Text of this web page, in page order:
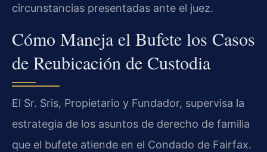
circunstancias presentadas ante el juez.
Cómo Maneja el Bufete los Casos
de Reubicación de Custodia
El Sr. Sris, Propietario y Fundador, supervisa la
estrategia de los asuntos de derecho de familia
que el bufete atiende en el Condado de Fairfax.